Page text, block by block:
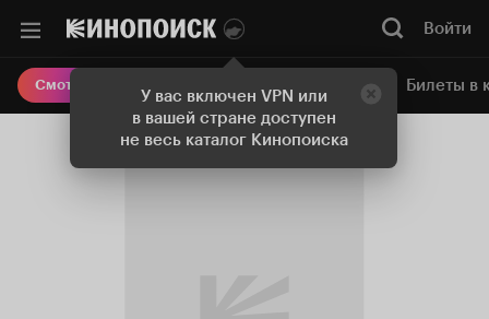
У вас включен VPN или
в вашей стране доступен
не весь каталог Кинопоиска
Войти
Смотреть кино Онлайн-кинотеатр Билеты в